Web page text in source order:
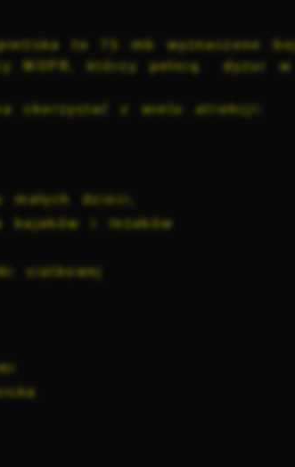
to 75 mb wyznaczone
WOPR, którzy pełnią dyżur w
skorzystać z wielu atrakcji:
dzieci,
kajaków i leżaków
siatkowej
Możesz zmienić ustawienia
wszystkie. W dowolnym momencie możesz